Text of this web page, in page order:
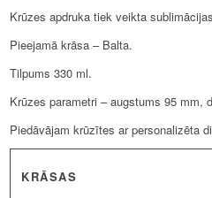
Krūzes apdruka tiek veikta
Pieejamā krāsa – Balta.
Tilpums 330 ml.
Krūzes parametri – augstums 95 mm,
Piedāvājam krūzītes ar personalizēta
KRĀSAS